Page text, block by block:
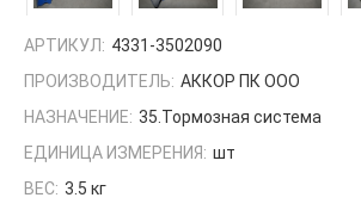
АРТИКУЛ: 4331-3502090
ПРОИЗВОДИТЕЛЬ: АККОР ПК ООО
НАЗНАЧЕНИЕ: 35.Тормозная система
ЕДИНИЦА ИЗМЕРЕНИЯ: шт
ВЕС: 3.5 кг